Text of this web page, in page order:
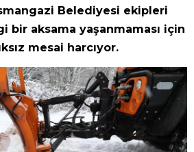
Belediyesi ekipleri
bir aksama yaşanmaması için
mesai harcıyor.